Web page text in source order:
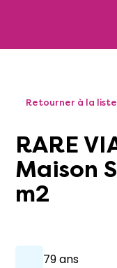
Retourner à la liste
RARE VIAGER LIBRE :
Maison
m2
79 ans